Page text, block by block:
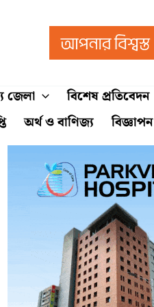
জেলা বিশেষ প্রতিবেদন
অর্থ ও বাণিজ্য বিজ্ঞাপন